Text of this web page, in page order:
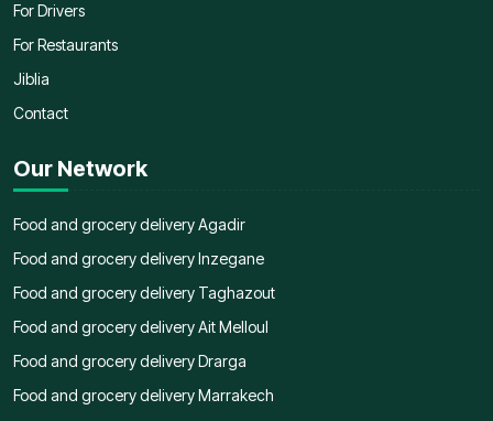
For Drivers
For Restaurants
Jiblia
Contact
Our Network
Food and grocery delivery Agadir
Food and grocery delivery Inzegane
Food and grocery delivery Taghazout
Food and grocery delivery Ait Melloul
Food and grocery delivery Drarga
Food and grocery delivery Marrakech